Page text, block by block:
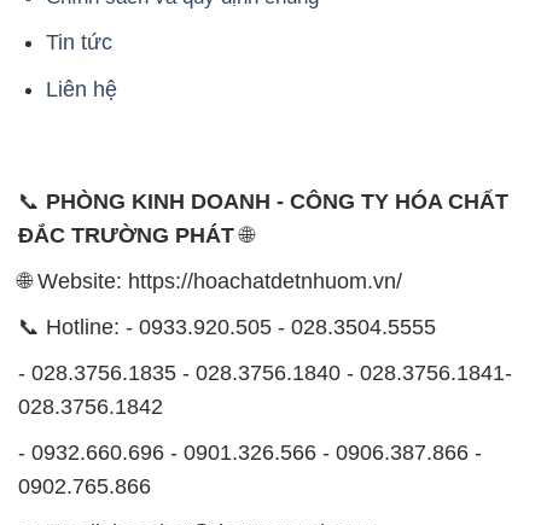
📞
PHÒNG KINH DOANH - CÔNG TY HÓA CHẤT
ĐẮC TRƯỜNG PHÁT
- 028.3756.1835 - 028.3756.1840 - 028.3756.1841-
0902.765.866
📧 Email: hoachat@dactruongphat.vn
ĐỊA CHỈ
1229C Quốc lộ 1A, Phường Bình Trị Đông B,